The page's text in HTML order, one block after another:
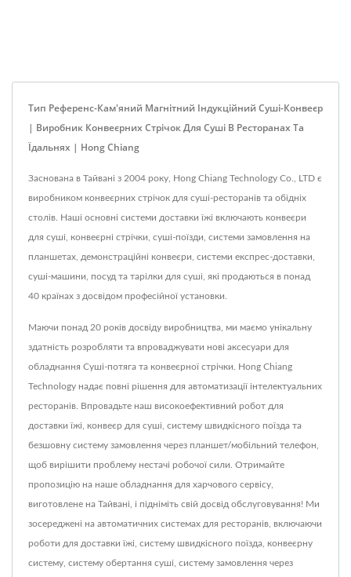
Тип Референс-Кам'яний Магнітний Індукційний Суші-Конвеєр
| Виробник Конвеєрних Стрічок Для Суші В Ресторанах Та
Їдальнях | Hong Chiang
Заснована в Тайвані з 2004 року, Hong Chiang Technology Co., LTD є
виробником конвеєрних стрічок для суші-ресторанів та обідніх
столів. Наші основні системи доставки їжі включають конвеєри
для суші, конвеєрні стрічки, суші-поїзди, системи замовлення на
планшетах, демонстраційні конвеєри, системи експрес-доставки,
суші-машини, посуд та тарілки для суші, які продаються в понад
40 країнах з досвідом професійної установки.
Маючи понад 20 років досвіду виробництва, ми маємо унікальну
здатність розробляти та впроваджувати нові аксесуари для
обладнання Суші-потяга та конвеєрної стрічки. Hong Chiang
Technology надає повні рішення для автоматизації інтелектуальних
ресторанів. Впровадьте наш високоефективний робот для
доставки їжі, конвеєр для суші, систему швидкісного поїзда та
безшовну систему замовлення через планшет/мобільний телефон,
щоб вирішити проблему нестачі робочої сили. Отримайте
пропозицію на наше обладнання для харчового сервісу,
виготовлене на Тайвані, і підніміть свій досвід обслуговування! Ми
зосереджені на автоматичних системах для ресторанів, включаючи
роботи для доставки їжі, систему швидкісного поїзда, конвеєрну
систему, систему обертання суші, систему замовлення через